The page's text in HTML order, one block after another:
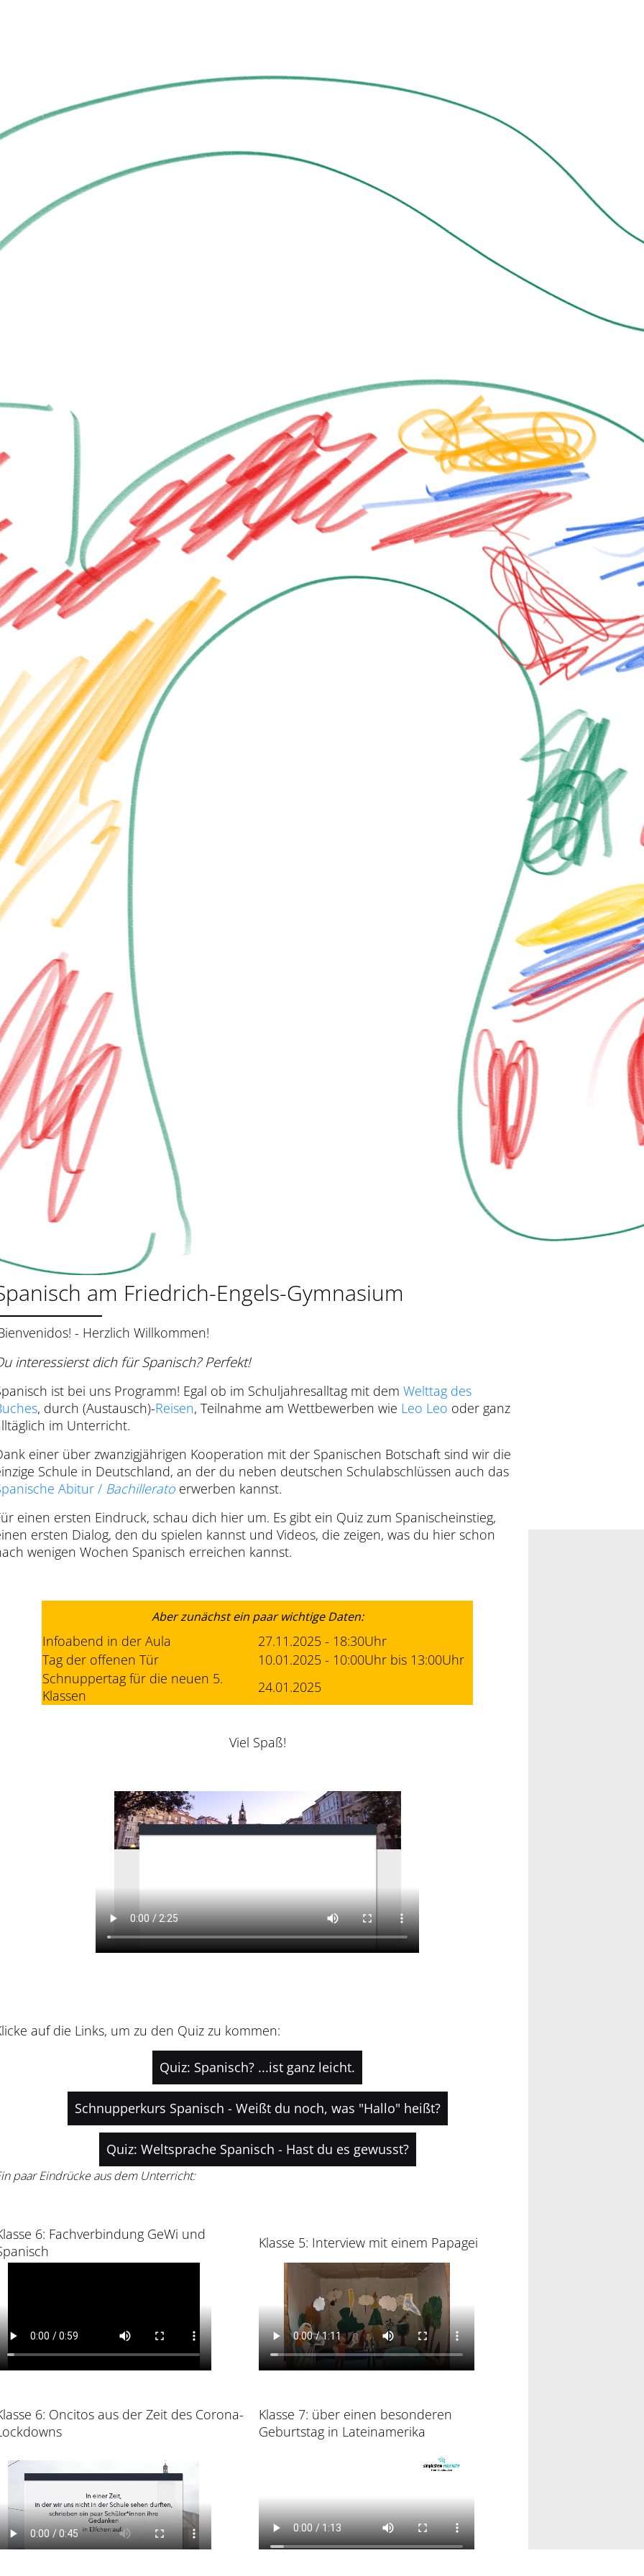
am Friedrich-Engels-Gymnasium
- Herzlich Willkommen!
interessierst dich für Spanisch? Perfekt!
ist bei uns Programm! Egal ob im Schuljahresalltag mit demWelttag des
, durch (Austausch)-Reisen, Teilnahme am Wettbewerben wie Leo Leo oder ganz
im Unterricht.
einer über zwanzigjährigen Kooperation mit der Spanischen Botschaft sind wir die
Schule in Deutschland, an der du neben deutschen Schulabschlüssen auch das
Abitur / Bachillerato erwerben kannst.
einen ersten Eindruck, schau dich hier um. Es gibt ein Quiz zum Spanischeinstieg,
ersten Dialog, den du spielen kannst und Videos, die zeigen, was du hier schon
wenigen Wochen Spanisch erreichen kannst.
Aber zunächst ein paar wichtige Daten:
Infoabend in der Aula
27.11.2025 - 18:30Uhr
Tag der offenen Tür
10.01.2025 - 10:00Uhr bis 13:00Uhr
Schnuppertag für die neuen 5.
Klassen
24.01.2025
Viel Spaß!
auf die Links, um zu den Quiz zu kommen:
Quiz: Spanisch? ...ist ganz leicht.
Schnupperkurs Spanisch - Weißt du noch, was "Hallo" heißt?
Quiz: Weltsprache Spanisch - Hast du es gewusst?
paar Eindrücke aus dem Unterricht:
6: Fachverbindung GeWi und
Klasse 5: Interview mit einem Papagei
6: Oncitos aus der Zeit des Corona-
Klasse 7: über einen besonderen
Geburtstag in Lateinamerika